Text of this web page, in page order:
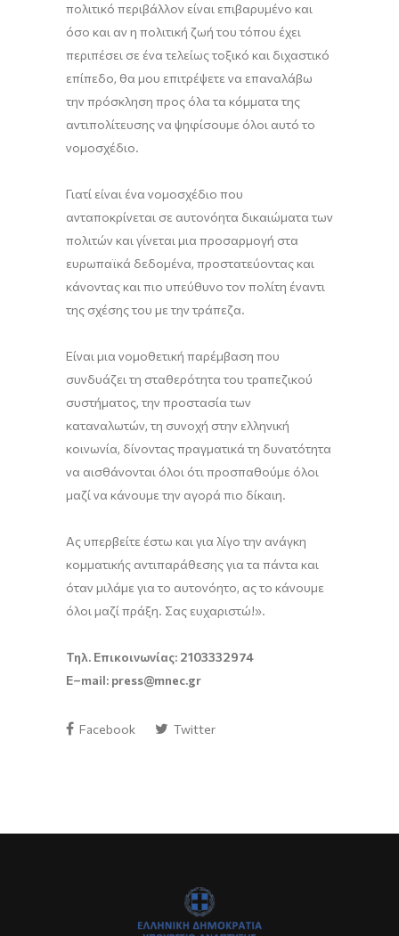
πολιτικό περιβάλλον είναι επιβαρυμένο και
όσο και αν η πολιτική ζωή του τόπου έχει
περιπέσει σε ένα τελείως τοξικό και διχαστικό
επίπεδο, θα μου επιτρέψετε να επαναλάβω
την πρόσκληση προς όλα τα κόμματα της
αντιπολίτευσης να ψηφίσουμε όλοι αυτό το
νομοσχέδιο.
Γιατί είναι ένα νομοσχέδιο που
ανταποκρίνεται σε αυτονόητα δικαιώματα των
πολιτών και γίνεται μια προσαρμογή στα
ευρωπαϊκά δεδομένα, προστατεύοντας και
κάνοντας και πιο υπεύθυνο τον πολίτη έναντι
της σχέσης του με την τράπεζα.
Είναι μια νομοθετική παρέμβαση που
συνδυάζει τη σταθερότητα του τραπεζικού
συστήματος, την προστασία των
καταναλωτών, τη συνοχή στην ελληνική
κοινωνία, δίνοντας πραγματικά τη δυνατότητα
να αισθάνονται όλοι ότι προσπαθούμε όλοι
μαζί να κάνουμε την αγορά πιο δίκαιη.
Ας υπερβείτε έστω και για λίγο την ανάγκη
κομματικής αντιπαράθεσης για τα πάντα και
όταν μιλάμε για το αυτονόητο, ας το κάνουμε
όλοι μαζί πράξη. Σας ευχαριστώ!».
Τηλ. Επικοινωνίας: 2103332974
E–mail: press@mnec.gr
Facebook Twitter